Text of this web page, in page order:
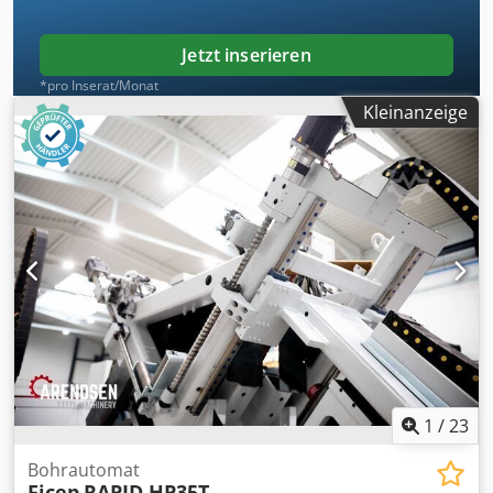
nach Absprache durch ASM - individuelle Kalkulation auf
Anfrage. UEBER ASM Arendsen Steel Machinery (ASM):
Spezialist fuer ueberholte Ficep-Maschinen. Weitere
Anlagen auf Anfrage. KONTAKT / ANFRAGE Preis auf
Anfrage - einzeln oder als Paket | Besichtigung nach
Absprache. Verkauf ausschliesslich an gewerbliche
Kunden (B2B).
Jetzt inserieren
*pro Inserat/Monat
Kleinanzeige
1 /23
Bohrautomat